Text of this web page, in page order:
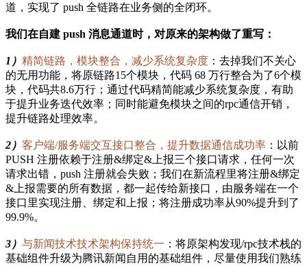
道，实现了 push 全链路在业务侧的全闭环。
我们在自建 push 消息通道时，对原来的架构做了重写：
1） 精简链路，模块整合，减少系统复杂度 ：去掉我们不关心
的无用功能，将原链路15个模块，代码 68 万行整合为了6个模
块，代码共8.6万行；通过代码精简能减少系统复杂度，有助
于提升业务迭代效率；同时能避免模块之间的rpc通信开销，
提升链路处理效率。
2） 客户端/服务端交互接口整合，提升数据通信成功率 ：以前
PUSH 注册依赖于注册&绑定&上报三个接口请求，任何一次
请求出错，push 注册就会失败；我们在新流程里将注册&绑定
&上报需要的所有数据，都一起传给新接口，由服务端在一个
接口里实现注册、绑定和上报；将注册成功率从90%提升到了
99.9%。
3） 与新闻技术技术架构保持统一 ：将原架构发现/rpc技术栈的
基础组件升级为腾讯新闻自用的基础组件，尽量使用我们熟练